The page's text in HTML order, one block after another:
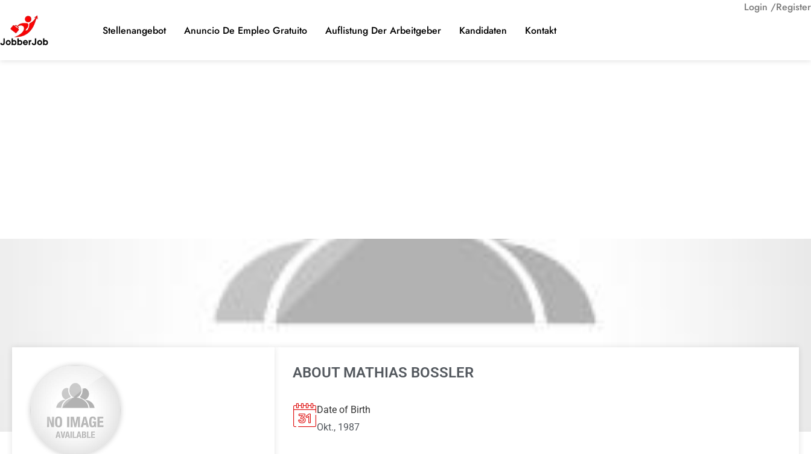
Stellenangebot Anuncio De Empleo Gratuito Auflistung Der Arbeitgeber Kandidaten Kontakt
Login /Register
ABOUT MATHIAS BOSSLER
Date of Birth
Okt., 1987